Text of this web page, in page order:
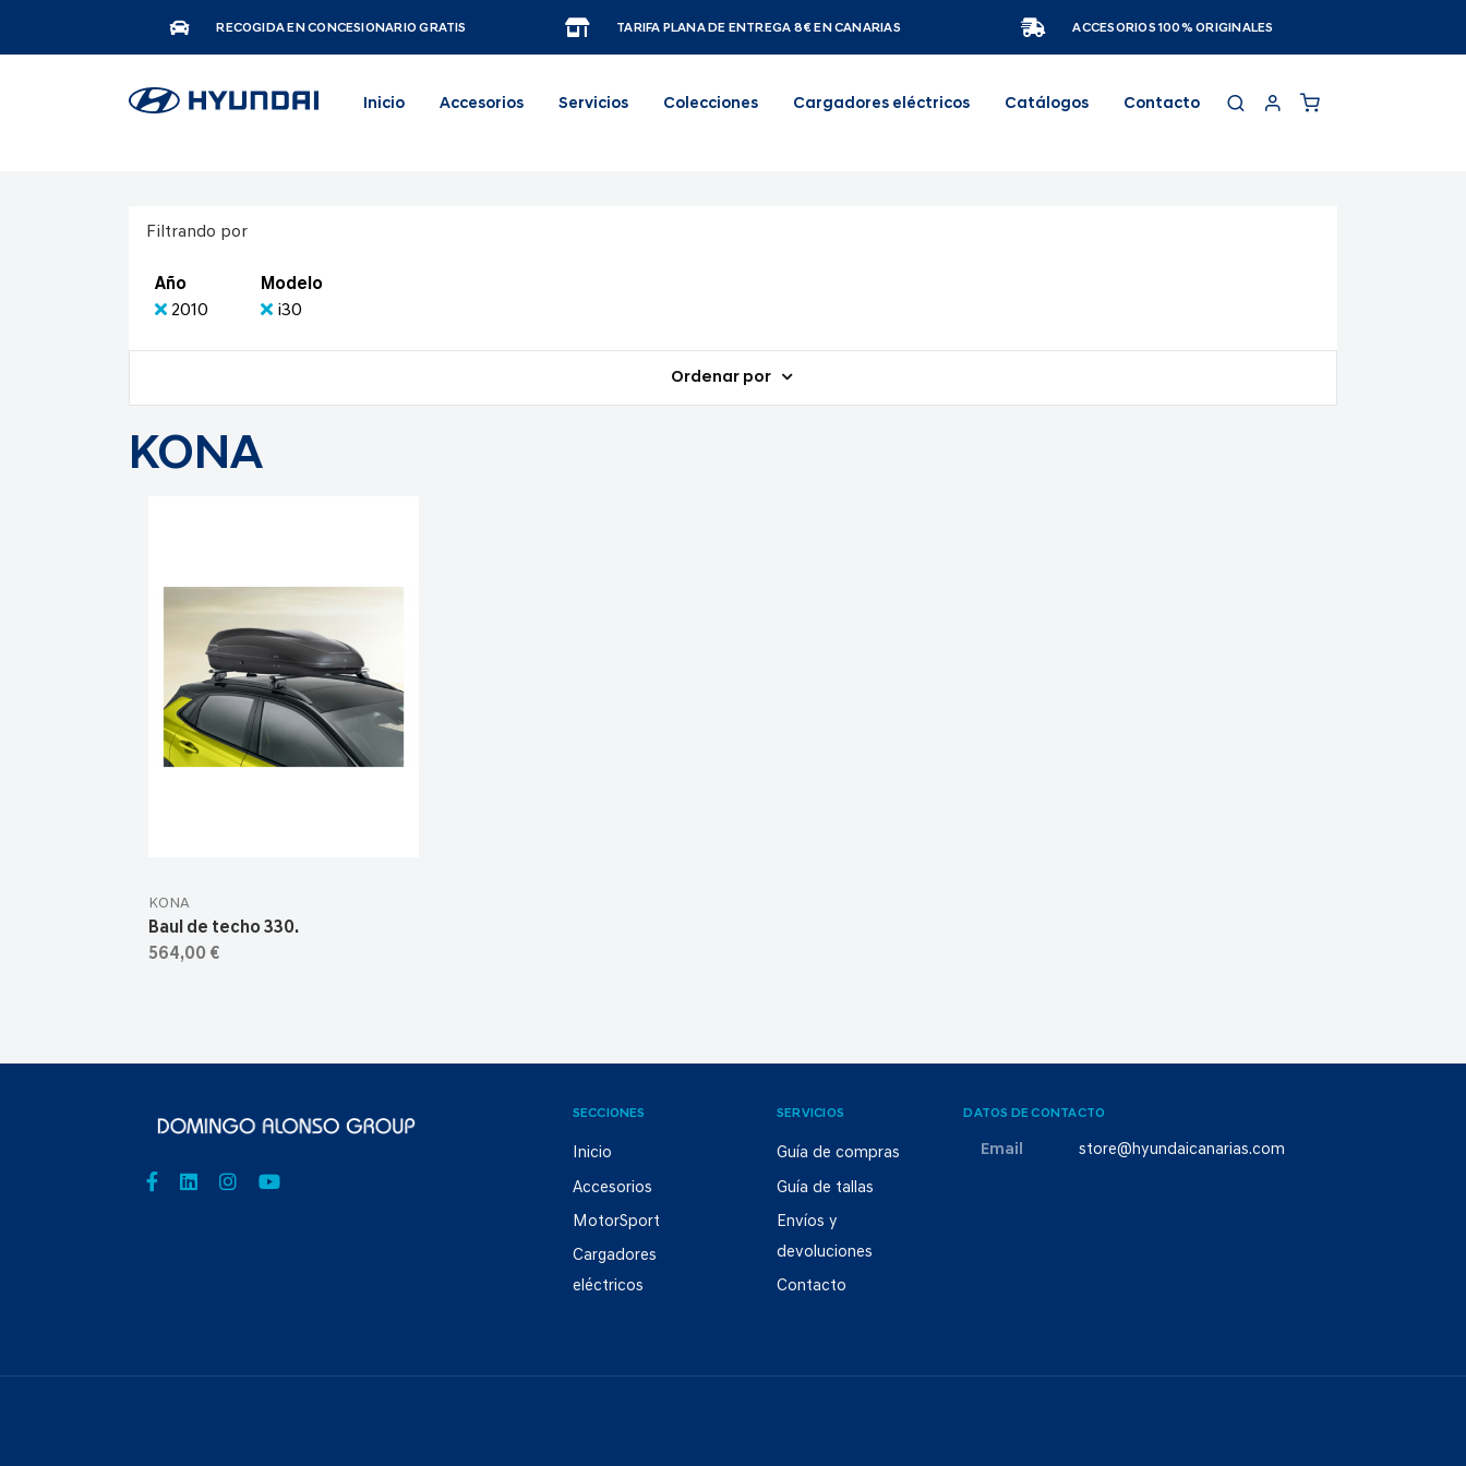
RECOGIDA EN CONCESIONARIO GRATIS TARIFA PLANA DE ENTREGA 8€ EN CANARIAS ACCESORIOS 100% ORIGINALES
Inicio Accesorios Servicios Colecciones Cargadores eléctricos Catálogos Contacto
Filtrando por
Año
2010
Modelo
i30
Ordenar por
KONA
KONA
Baul de techo 330.
564,00 €
SECCIONES
Inicio
Accesorios
MotorSport
Cargadores
eléctricos
SERVICIOS
Guía de compras
Guía de tallas
Envíos y
devoluciones
Contacto
DATOS DE CONTACTO
Email store@hyundaicanarias.com